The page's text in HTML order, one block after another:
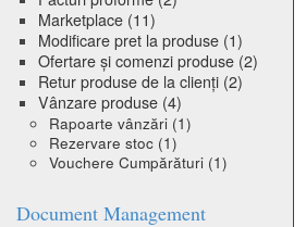
Marketplace (11)
Modificare pret la produse (1)
Ofertare și comenzi produse (2)
Retur produse de la clienți (2)
Vânzare produse (4)
Rapoarte vânzări (1)
Rezervare stoc (1)
Vouchere Cumpărături (1)
Document Management